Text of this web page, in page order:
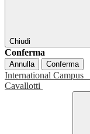
Chiudi
Conferma
Annulla Conferma
International Campus
Cavallotti